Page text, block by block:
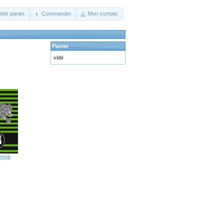
panier Commander Mon compte
Panier
vide